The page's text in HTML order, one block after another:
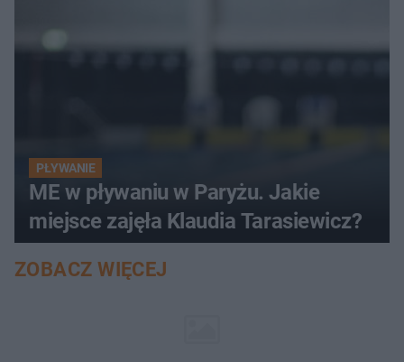
PŁYWANIE
ME w pływaniu w Paryżu. Jakie
miejsce zajęła Klaudia Tarasiewicz?
ZOBACZ WIĘCEJ